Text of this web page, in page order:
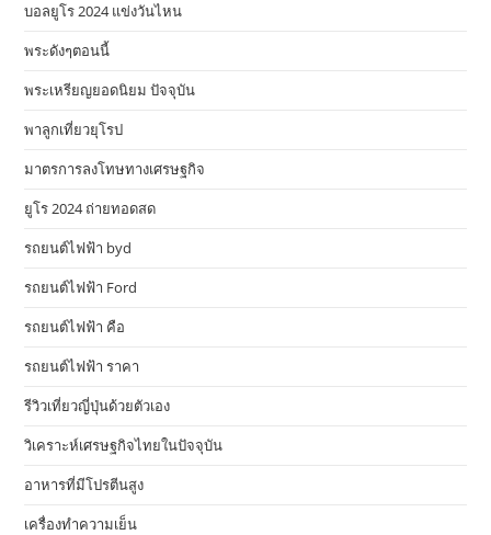
บอลยูโร 2024 แข่งวันไหน
พระดังๆตอนนี้
พระเหรียญยอดนิยม ปัจจุบัน
พาลูกเที่ยวยุโรป
มาตรการลงโทษทางเศรษฐกิจ
ยูโร 2024 ถ่ายทอดสด
รถยนต์ไฟฟ้า byd
รถยนต์ไฟฟ้า Ford
รถยนต์ไฟฟ้า คือ
รถยนต์ไฟฟ้า ราคา
รีวิวเที่ยวญี่ปุ่นด้วยตัวเอง
วิเคราะห์เศรษฐกิจไทยในปัจจุบัน
อาหารที่มีโปรตีนสูง
เครื่องทำความเย็น